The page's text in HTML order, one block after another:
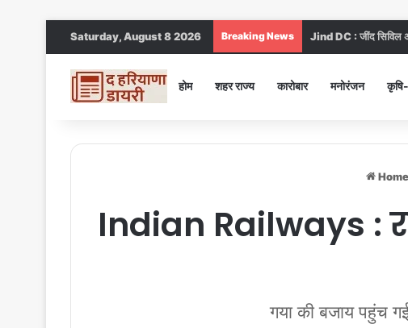
Saturday, August 8 2026 Breaking News Jind DC : जींद सिविल
होम शहर राज्य कारोबार मनोरंजन
Home
Indian Railways :
गया की बजाय पहुंच